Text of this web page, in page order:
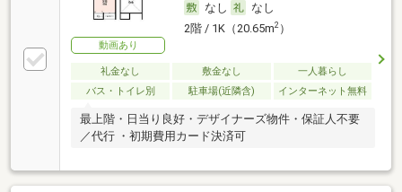
動画あり
なし
なし
2階 / 1K（20.65m2）
礼金なし 敷金なし
一人暮らし
バス・トイレ別
駐車場(近隣含) インターネット無料
最上階・日当り良好・デザイナーズ物件・保証人不要
／代行 ・初期費用カード決済可